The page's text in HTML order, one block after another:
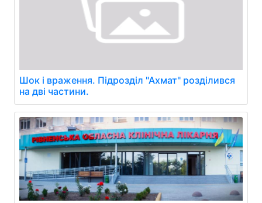
Шок і враження. Підрозділ "Ахмат" розділився
на дві частини.